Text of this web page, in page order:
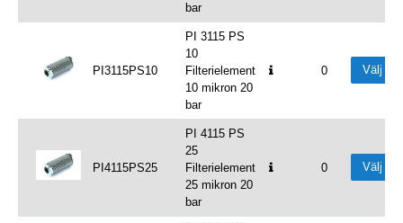
bar
PI3115PS10
PI 3115 PS
10
Filterielement
10 mikron 20
bar
0 Välj
PI4115PS25
PI 4115 PS
25
Filterielement
25 mikron 20
bar
0 Välj